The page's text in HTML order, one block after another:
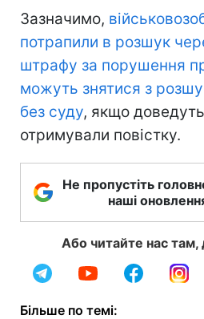
Зазначимо,
потрапили в розшук
штрафу за порушення
можуть знятися з
без суду, якщо
отримували повістку.
Не пропустіть
наші
Або читайте нас там,
Більше по темі: